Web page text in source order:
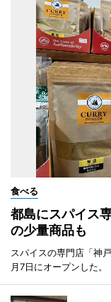
食べる
都島にスパイス
の少量商品も
スパイスの専門店「神
月7日にオープンした。